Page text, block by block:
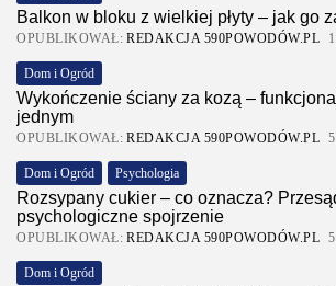
Balkon w bloku z wielkiej płyty – jak go
OPUBLIKOWAŁ: REDAKCJA 590POWODÓW.PL
Dom i Ogród
Wykończenie ściany za kozą –
jednym
OPUBLIKOWAŁ: REDAKCJA 590POWODÓW.PL
Dom i Ogród Psychologia
Rozsypany cukier – co oznacza?
psychologiczne spojrzenie
OPUBLIKOWAŁ: REDAKCJA 590POWODÓW.PL
Dom i Ogród